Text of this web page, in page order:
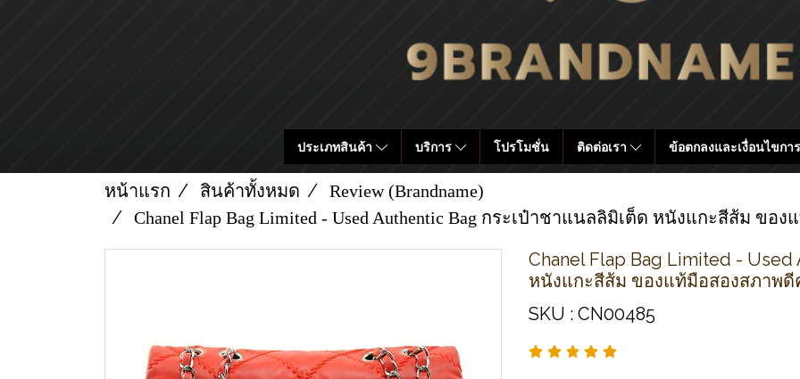
ประเภทสินค้า บริการ โปรโมชั่น ติดต่อเรา ข้อตกลงและเงื่อนไขกา
หน้าแรก สินค้าทั้งหมด
Review (Brandname)
Chanel Flap Bag Limited - Used Authentic Bag กระเป๋าชาแนลลิมิเต็ด หนังแกะสีส้ม ขอ
Chanel Flap Bag Limited -
หนังแกะสีส้ม ของแท้มือสองสภาพดี
SKU : CN00485